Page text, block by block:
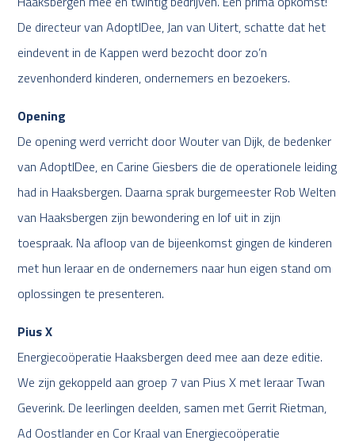
De directeur van AdoptIDee, Jan van Uitert, schatte dat het
eindevent in de Kappen werd bezocht door zo’n
zevenhonderd kinderen, ondernemers en bezoekers.
Opening
De opening werd verricht door Wouter van Dijk, de bedenker
van AdoptIDee, en Carine Giesbers die de operationele leiding
had in Haaksbergen. Daarna sprak burgemeester Rob Welten
van Haaksbergen zijn bewondering en lof uit in zijn
toespraak. Na afloop van de bijeenkomst gingen de kinderen
met hun leraar en de ondernemers naar hun eigen stand om
oplossingen te presenteren.
Pius X
Energiecoöperatie Haaksbergen deed mee aan deze editie.
We zijn gekoppeld aan groep 7 van Pius X met leraar Twan
Geverink. De leerlingen deelden, samen met Gerrit Rietman,
Ad Oostlander en Cor Kraal van Energiecoöperatie